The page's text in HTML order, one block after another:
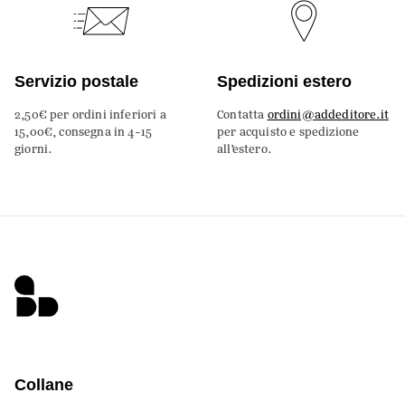
Servizio postale
2,50€ per ordini inferiori a
15,00€, consegna in 4-15
giorni.
Spedizioni estero
Contatta ordini@addeditore.it
per acquisto e spedizione
all’estero.
Collane